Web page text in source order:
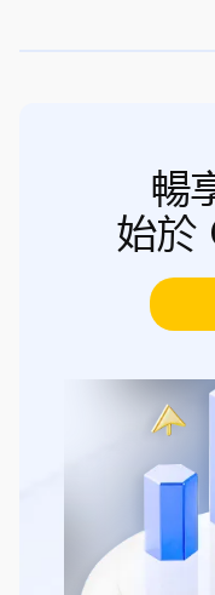
暢
始於